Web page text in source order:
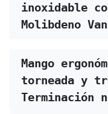
inoxidable
Molibdeno
Mango
torneada y
Terminación